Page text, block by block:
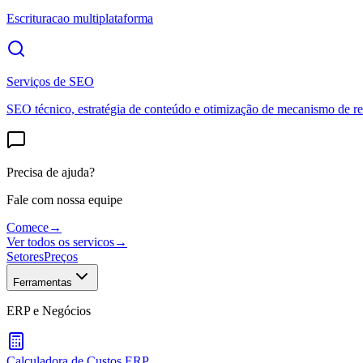
Escrituracao multiplataforma
Serviços de SEO
SEO técnico, estratégia de conteúdo e otimização de mecanismo de
Precisa de ajuda?
Fale com nossa equipe
Comece→
Ver todos os servicos→
SetoresPreços
Ferramentas
ERP e Negócios